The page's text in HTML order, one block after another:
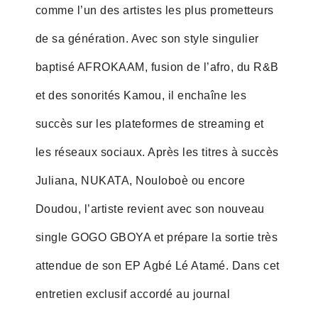
comme l’un des artistes les plus prometteurs
de sa génération. Avec son style singulier
baptisé AFROKAAM, fusion de l’afro, du R&B
et des sonorités Kamou, il enchaîne les
succès sur les plateformes de streaming et
les réseaux sociaux. Après les titres à succès
Juliana, NUKATA, Nouloboè ou encore
Doudou, l’artiste revient avec son nouveau
single GOGO GBOYA et prépare la sortie très
attendue de son EP Agbé Lé Atamé. Dans cet
entretien exclusif accordé au journal